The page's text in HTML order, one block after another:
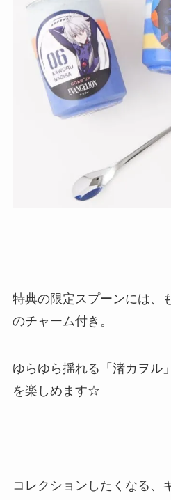
特典の限定スプーンには、
のチャーム付き。
ゆらゆら揺れる「渚カヲル
を楽しめます☆
コレクションしたくなる、